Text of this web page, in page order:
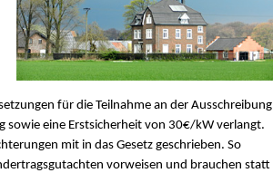
für die Teilnahme an der Ausschreibung
sowie eine Erstsicherheit von 30€/kW verlangt.
mit in das Gesetz geschrieben. So
vorweisen und brauchen statt